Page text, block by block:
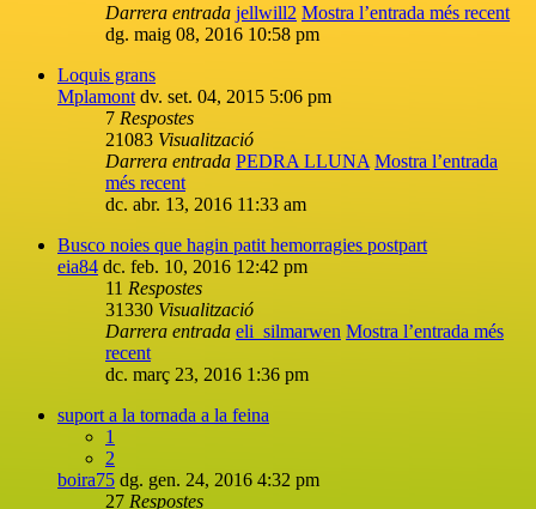
Darrera entrada jellwill2 Mostra l’entrada més recent
dg. maig 08, 2016 10:58 pm
Loquis grans
Mplamont dv. set. 04, 2015 5:06 pm
7 Respostes
21083 Visualització
Darrera entrada PEDRA LLUNA Mostra l’entrada
més recent
dc. abr. 13, 2016 11:33 am
Busco noies que hagin patit hemorragies postpart
eia84 dc. feb. 10, 2016 12:42 pm
11 Respostes
31330 Visualització
Darrera entrada eli_silmarwen Mostra l’entrada més
recent
dc. març 23, 2016 1:36 pm
suport a la tornada a la feina
1
2
boira75 dg. gen. 24, 2016 4:32 pm
27 Respostes